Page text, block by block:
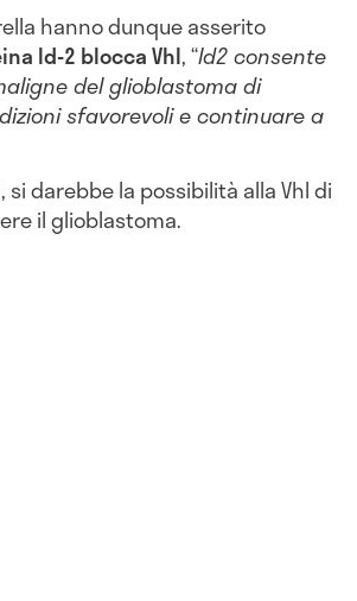
hanno dunque asserito
Id-2 blocca Vhl, “Id2 consente
del glioblastoma di
sfavorevoli e continuare a
si darebbe la possibilità alla Vhl di
il glioblastoma.